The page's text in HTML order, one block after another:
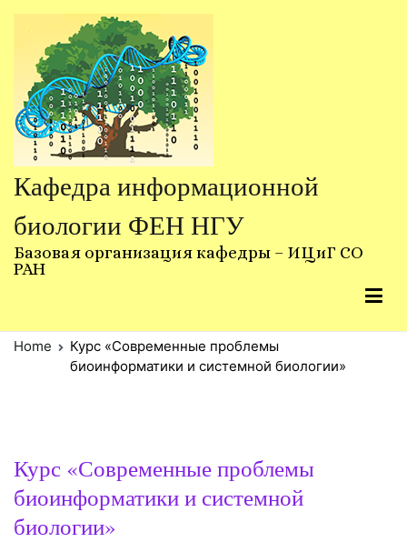
content
Кафедра информационной
биологии ФЕН НГУ
Базовая организация кафедры – ИЦиГ СО
РАН
Home
Курс «Современные проблемы
биоинформатики и системной биологии»
Курс «Современные проблемы
биоинформатики и системной
биологии»